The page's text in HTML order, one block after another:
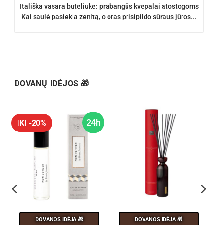
Itališka vasara buteliuke: prabangūs kvepalai atostogoms
Kai saulė pasiekia zenitą, o oras prisipildo sūraus jūros...
DOVANŲ IDĖJOS 🎁
24h
IKI -20%
DOVANOS IDĖJA 🎁 DOVANOS IDĖJA 🎁